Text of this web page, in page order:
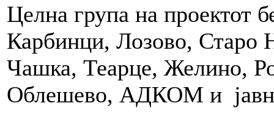
Целна група на проектот
Карбинци, Лозово, Старо
Чашка, Теарце, Желино,
Облешево, АДКОМ и